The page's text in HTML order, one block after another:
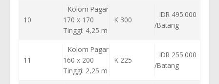
10
Kolom Pagar
170 x 170
Tinggi: 4,25 m
K 300
IDR 495.000
/Batang
11
Kolom Pagar
160 x 200
Tinggi: 2,25 m
K 225
IDR 255.000
/Batang